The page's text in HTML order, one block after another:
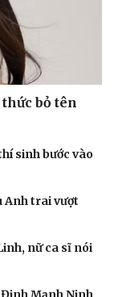
yêu
hồn
bỏ tên
sinh bước vào
Anh trai vượt
nữ ca sĩ nói